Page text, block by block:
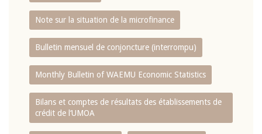
Note sur la situation de la microfinance
Bulletin mensuel de conjoncture (interrompu)
Monthly Bulletin of WAEMU Economic Statistics
Bilans et comptes de résultats des établissements de
crédit de l‘UMOA